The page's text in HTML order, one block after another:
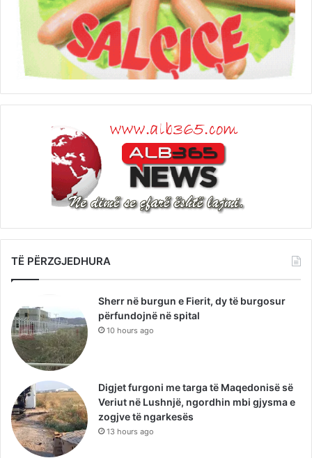
TË PËRZGJEDHURA
Sherr në burgun e Fierit, dy të burgosur
përfundojnë në spital
10 hours ago
Digjet furgoni me targa të Maqedonisë së
Veriut në Lushnjë, ngordhin mbi gjysma e
zogjve të ngarkesës
13 hours ago